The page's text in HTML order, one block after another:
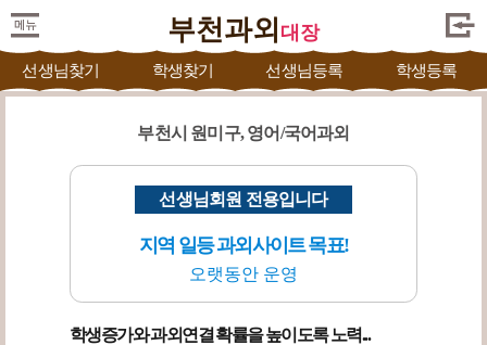
부천과외 대장
선생님찾기 학생찾기 선생님등록 학생등록
부천시 원미구, 영어/국어과외
선생님회원 전용입니다
지역 일등 과외사이트 목표!
오랫동안 운영
학생증가와 과외연결 확률을 높이도록 노력...